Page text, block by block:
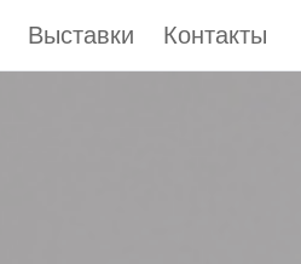
Выставки Контакты